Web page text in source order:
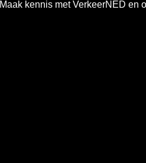
Maak kennis met VerkeerNED en